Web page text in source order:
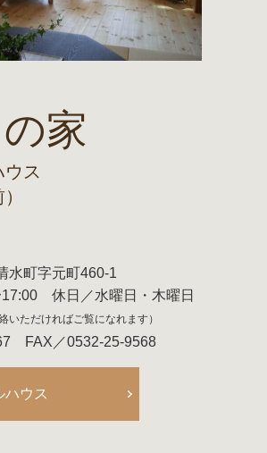
家
ス
水町字元町460-1
休日／水曜日・木曜日
いただければご覧になれます）
FAX／0532-25-9568
ハウス